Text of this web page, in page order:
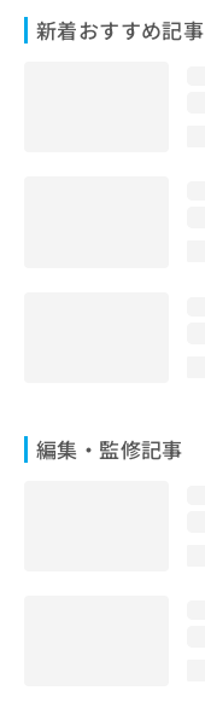
新着おすすめ記事
編集・監修記事
お
問